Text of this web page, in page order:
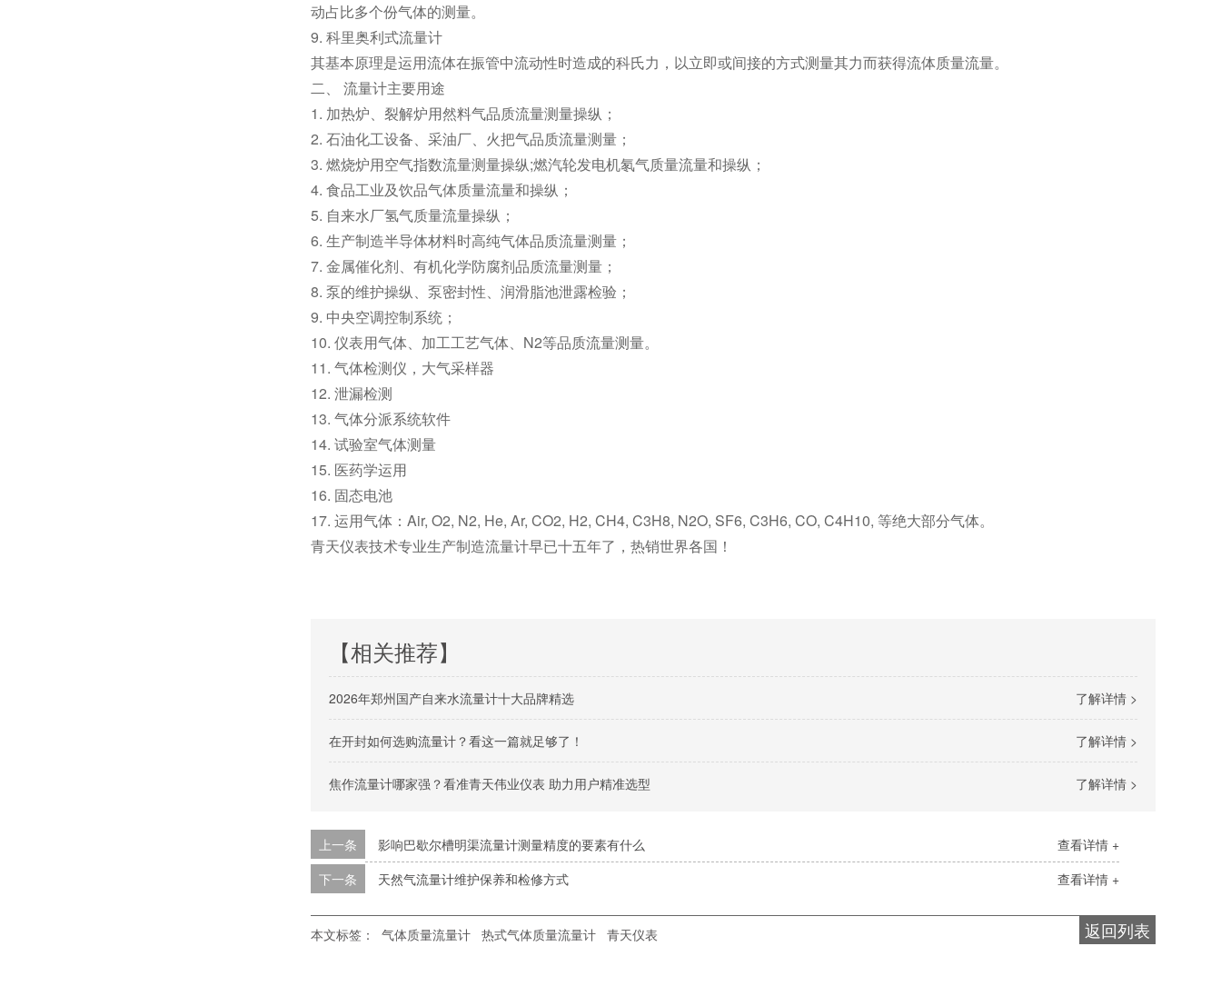
动占比多个份气体的测量。
9. 科里奥利式流量计
其基本原理是运用流体在振管中流动性时造成的科氏力，以立即或间接的方式测量其力而获得流体质量流量。
二、 流量计主要用途
1. 加热炉、裂解炉用然料气品质流量测量操纵；
2. 石油化工设备、采油厂、火把气品质流量测量；
3. 燃烧炉用空气指数流量测量操纵;燃汽轮发电机氡气质量流量和操纵；
4. 食品工业及饮品气体质量流量和操纵；
5. 自来水厂氢气质量流量操纵；
6. 生产制造半导体材料时高纯气体品质流量测量；
7. 金属催化剂、有机化学防腐剂品质流量测量；
8. 泵的维护操纵、泵密封性、润滑脂池泄露检验；
9. 中央空调控制系统；
10. 仪表用气体、加工工艺气体、N2等品质流量测量。
11. 气体检测仪，大气采样器
12. 泄漏检测
13. 气体分派系统软件
14. 试验室气体测量
15. 医药学运用
16. 固态电池
17. 运用气体：Air, O2, N2, He, Ar, CO2, H2, CH4, C3H8, N2O, SF6, C3H6, CO, C4H10, 等绝大部分气体。
青天仪表技术专业生产制造流量计早已十五年了，热销世界各国！
【相关推荐】
了解详情 >
2026年郑州国产自来水流量计十大品牌精选
了解详情 >
在开封如何选购流量计？看这一篇就足够了！
了解详情 >
焦作流量计哪家强？看准青天伟业仪表 助力用户精准选型
查看详情 +
上一条
影响巴歇尔槽明渠流量计测量精度的要素有什么
查看详情 +
下一条 天然气流量计维护保养和检修方式
返回列表
本文标签： 气体质量流量计 热式气体质量流量计 青天仪表